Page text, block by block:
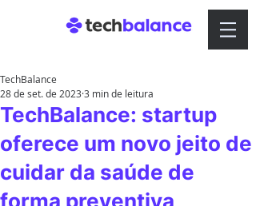
TechBalance: startup
oferece um novo jeito de
cuidar da saúde de
forma preventiva
TechBalance
28 de set. de 2023 3 min de leitura